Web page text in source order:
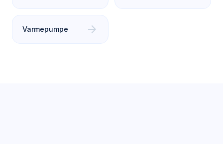
Varmepumpe arrow_forward